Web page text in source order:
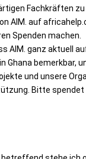
Fachkräften zu
AIM. auf
Spenden machen.
AIM. ganz aktuell
bemerkbar,
und unsere
Bitte spendet